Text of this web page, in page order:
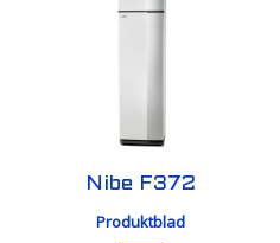
Nibe F372
Produktblad